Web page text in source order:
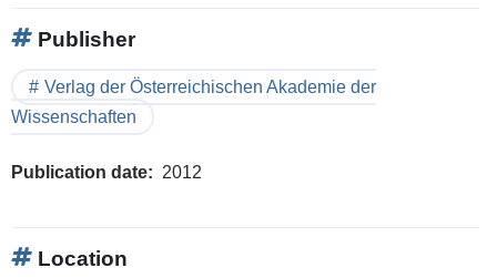
Publisher
Verlag der Österreichischen Akademie der
Wissenschaften
Publication date 2012
Location